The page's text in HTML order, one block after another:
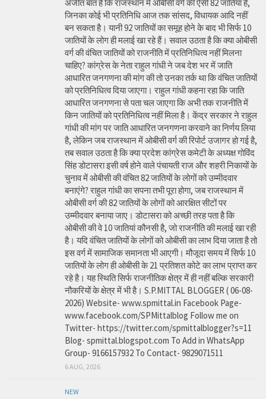
अजीत बात है कि राजस्थान में ओबीसी वर्ग की ऐसी 82 जातियां हैं,
जिनका कोई भी प्रतिनिधि आज तक सांसद, विधायक आदि नहीं
बन सकता है। यानी 92 जातियों का समूह होने के बाद भी सिर्फ 10
जातियों के लोग ही मलाई खा रहे हैं। सवाल उठता है कि क्या ओबीसी
वर्ग की वंचित जातियों को राजनीति में प्रतिनिधित्व नहीं मिलना
चाहिए? कांग्रेस के नेता राहुल गांधी ने जब देश भर में जाति
आधारित जनगणना की मांग की तो उनका तर्क था कि वंचित जातियों
को प्रतिनिधित्व दिया जाएगा। राहुल गांधी कहना रहा कि जाति
आधारित जनगणना से पता चल जाएगा कि अभी तक राजनीति में
किन जातियों को प्रतिनिधित्व नहीं मिला है। केंद्र सरकार ने राहुल
गांधी की मांग पर जाति आधारित जनगणना करवाने का निर्णय लिया
है, लेकिन जब राजस्थान में ओबीसी वर्ग की रिपोर्ट उजागर हो गई है,
तब सवाल उठता है कि क्या प्रदेश कांग्रेस कमेटी के अध्यक्ष गोविंद
सिंह डोटासरा इसी वर्ष होने वाले पंचायती राज और शहरी निकायों के
चुनाव में ओबीसी की वंचित 82 जातियों के लोगों को उम्मीदवार
बनाएंगे? राहुल गांधी का सपना तभी पूरा होगा, जब राजस्थान में
ओबीसी वर्ग की 82 जातियों के लोगों को आरक्षित सीटों पर
उम्मीदवार बनाया जाए। डोटासरा को अच्छी तरह पता है कि
ओबीसी की वे 10 जातियां कौनसी है, जो राजनीति की मलाई खा रही
है। यदि वंचित जातियों के लोगों को ओबीसी का लाभ दिया जाता है तो
इस वर्ग में सामाजिक समानता भी आएगी। मौजूदा समय में सिर्फ 10
जातियों के लोग ही ओबीसी के 21 प्रतिशत कोटे का लाभ प्राप्त कर
रहे है। यह स्थिति सिर्फ राजनीतिक क्षेत्र में ही नहीं बल्कि सरकारी
नौकरियों के क्षेत्र में भी है। S.P.MITTAL BLOGGER ( 06-08-
2026) Website- www.spmittal.in Facebook Page-
www.facebook.com/SPMittalblog Follow me on
Twitter- https://twitter.com/spmittalblogger?s=11
Blog- spmittal.blogspot.com To Add in WhatsApp
Group- 9166157932 To Contact- 9829071511
6 AUG, 2026
NEW